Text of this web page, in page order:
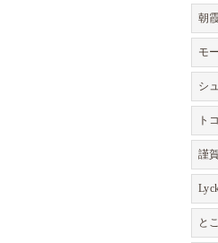
朝
モ
シ
ト
謹
と